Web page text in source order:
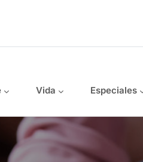
Vida Especiales